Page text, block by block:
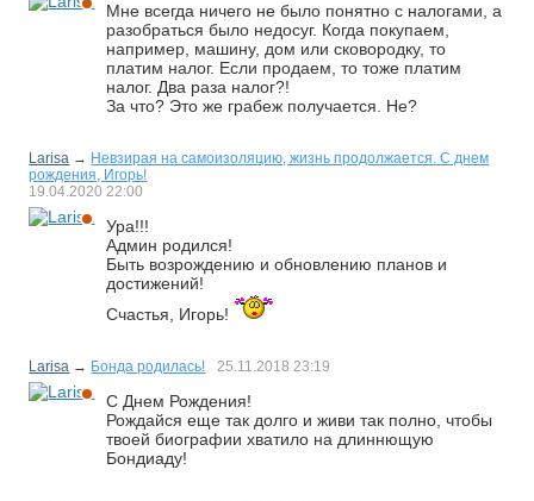
Мне всегда ничего не было понятно с налогами, а
разобраться было недосуг. Когда покупаем,
например, машину, дом или сковородку, то
платим налог. Если продаем, то тоже платим
налог. Два раза налог?!
За что? Это же грабеж получается. Не?
Larisa → Невзирая на самоизоляцию, жизнь продолжается. С днем
рождения, Игорь!
19.04.2020 22:00
Ура!!!
Админ родился!
Быть возрождению и обновлению планов и
достижений!
Счастья, Игорь!
Larisa → Бонда родилась! 25.11.2018 23:19
С Днем Рождения!
Рождайся еще так долго и живи так полно, чтобы
твоей биографии хватило на длиннющую
Бондиаду!